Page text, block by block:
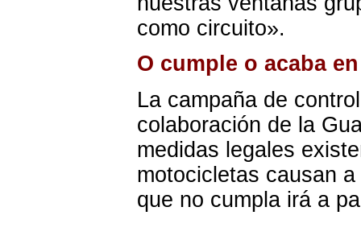
como circuito».
O cumple o acaba
La campaña de
colaboración de la
medidas legales
motocicletas causan
que no cumpla irá a